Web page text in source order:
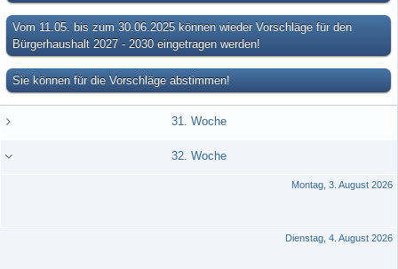
Vom 11.05. bis zum 30.06.2025 können wieder Vorschläge für den
Bürgerhaushalt 2027 - 2030 eingetragen werden!
Sie können für die Vorschläge abstimmen!
31. Woche
32. Woche
Montag, 3. August 2026
Dienstag, 4. August 2026